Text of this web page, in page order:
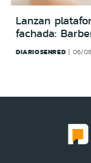
Lanzan
fachada:
DIARIOSENRED 06/